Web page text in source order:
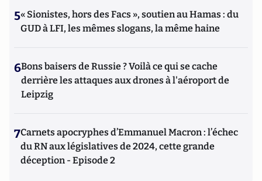
5« Sionistes, hors des Facs », soutien au Hamas : du
GUD à LFI, les mêmes slogans, la même haine
6Bons baisers de Russie ? Voilà ce qui se cache
derrière les attaques aux drones à l'aéroport de
Leipzig
7Carnets apocryphes d’Emmanuel Macron : l’échec
du RN aux législatives de 2024, cette grande
déception - Episode 2